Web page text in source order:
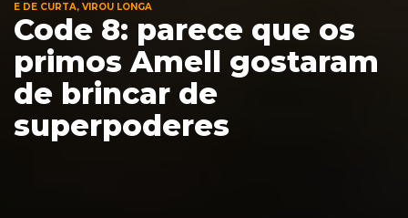
E DE CURTA, VIROU LONGA
Code 8: parece que os
primos Amell gostaram
de brincar de
superpoderes